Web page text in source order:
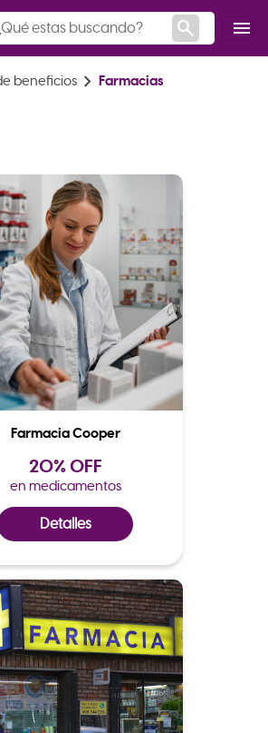
search menu
beneficioschevron_right Farmacias
Farmacia Cooper
20% OFF
en medicamentos
Detalles